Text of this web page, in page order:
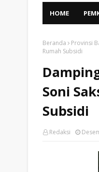
HOME
Beranda Provinsi
Rumah Subsidi​
Soni
Subsidi​
Redaksi